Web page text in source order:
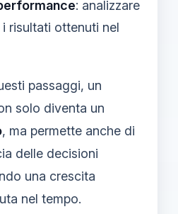
: analizzare
risultati ottenuti nel
passaggi, un
solo diventa un
, ma permette anche di
delle decisioni
una crescita
nel tempo.